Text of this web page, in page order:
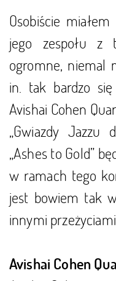
Osobiście
jego zespołu z
ogromne, niemal
in. tak bardzo
Avishai Cohen
„Gwiazdy Jazzu
„Ashes to Gold”
w ramach tego
jest bowiem tak
innymi
Avishai Cohen